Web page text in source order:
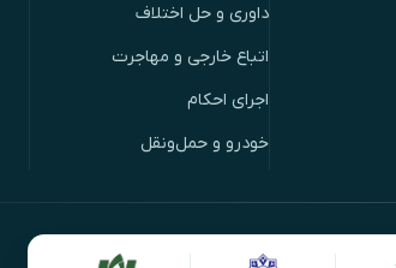
داوری و حل اختلاف
اتباع خارجی و مهاجرت
اجرای احکام
خودرو و حمل‌ونقل